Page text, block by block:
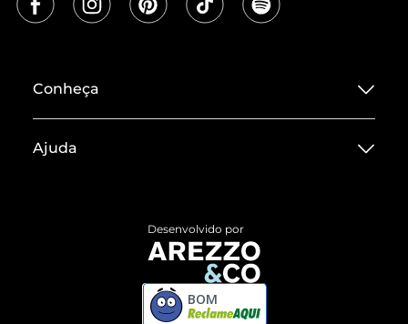
Conheça
Termos de Uso
ZZ MALL é confiável
Ajuda
Devolução do Produto
Compre pelo WhatsApp
Desenvolvido por
BOM